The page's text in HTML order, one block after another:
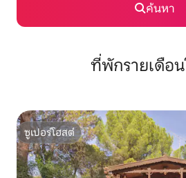
ค้นหา
ที่พักรายเดือ
ซูเปอร์โฮสต์
ซูเปอร์โฮสต์